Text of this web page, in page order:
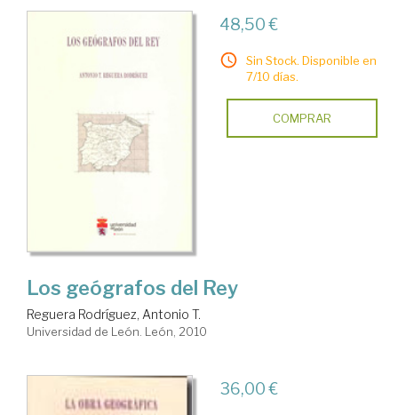
48,50 €
Sin Stock. Disponible en
7/10 días.
COMPRAR
Los geógrafos del Rey
Reguera Rodríguez, Antonio T.
Universidad de León. León, 2010
36,00 €